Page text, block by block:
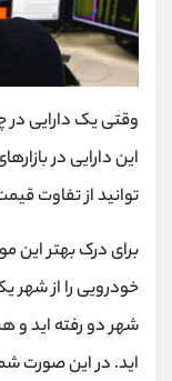
وقتی یک دارایی
این دارایی در
توانید از تفاوت
برای درک بهتر این
اید. در این صورت